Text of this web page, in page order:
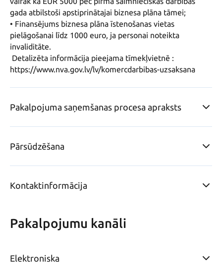
gada atbilstoši apstiprinātajai biznesa plāna tāmei;
• Finansējums biznesa plāna īstenošanas vietas
pielāgošanai līdz 1000 euro, ja personai noteikta
invaliditāte.
Pakalpojuma saņemšanas procesa apraksts
Pārsūdzēšana
Kontaktinformācija
Pakalpojumu kanāli
Elektroniska